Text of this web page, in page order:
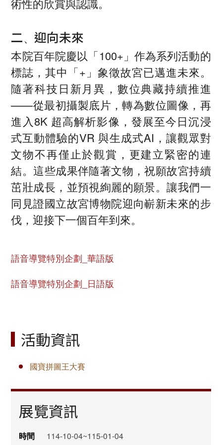
術性的欣賞與認識。
二、迎向未來
本院百年院慶以「100+」作為系列活動的
標誌，其中「+」象徵故宮已邁進未來。
隨著科技日新月異，數位典藏持續推進
——從最初攝製底片，轉為數位圖像，再
進入8K 超高解析影像，發展至今日沉浸
式互動體驗的VR 與生成式AI，讓觀眾對
文物不再僅止於觀賞，更建立緊密的連
結。這些成果伴隨著文物，祝願故宮持續
茁壯成長，並預視絢麗的願景。讓我們一
同見證國立故宮博物院迎向嶄新未來的步
伐，迎接下一個百年到來。
語音導覽特別企劃_華語版
語音導覽特別企劃_日語版
活動資訊
國寶拼圖王大賽
展覽資訊
時間
114-10-04~115-01-04